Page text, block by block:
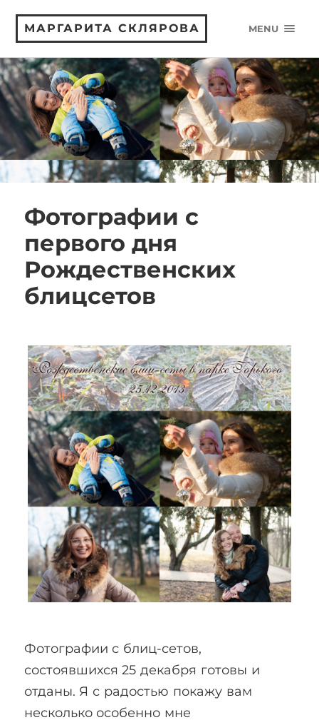
МАРГАРИТА СКЛЯРОВА MENU
Фотографии с
первого дня
Рождественских
блицсетов
Фотографии с блиц-сетов,
состоявшихся 25 декабря готовы и
отданы. Я с радостью покажу вам
несколько особенно мне